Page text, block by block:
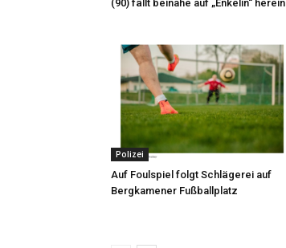
(90) fällt beinahe auf „Enkelin“ herein
Polizei
Auf Foulspiel folgt Schlägerei auf
Bergkamener Fußballplatz